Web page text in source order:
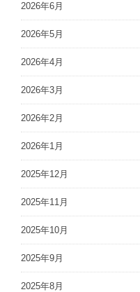
2026年6月
2026年5月
2026年4月
2026年3月
2026年2月
2026年1月
2025年12月
2025年11月
2025年10月
2025年9月
2025年8月